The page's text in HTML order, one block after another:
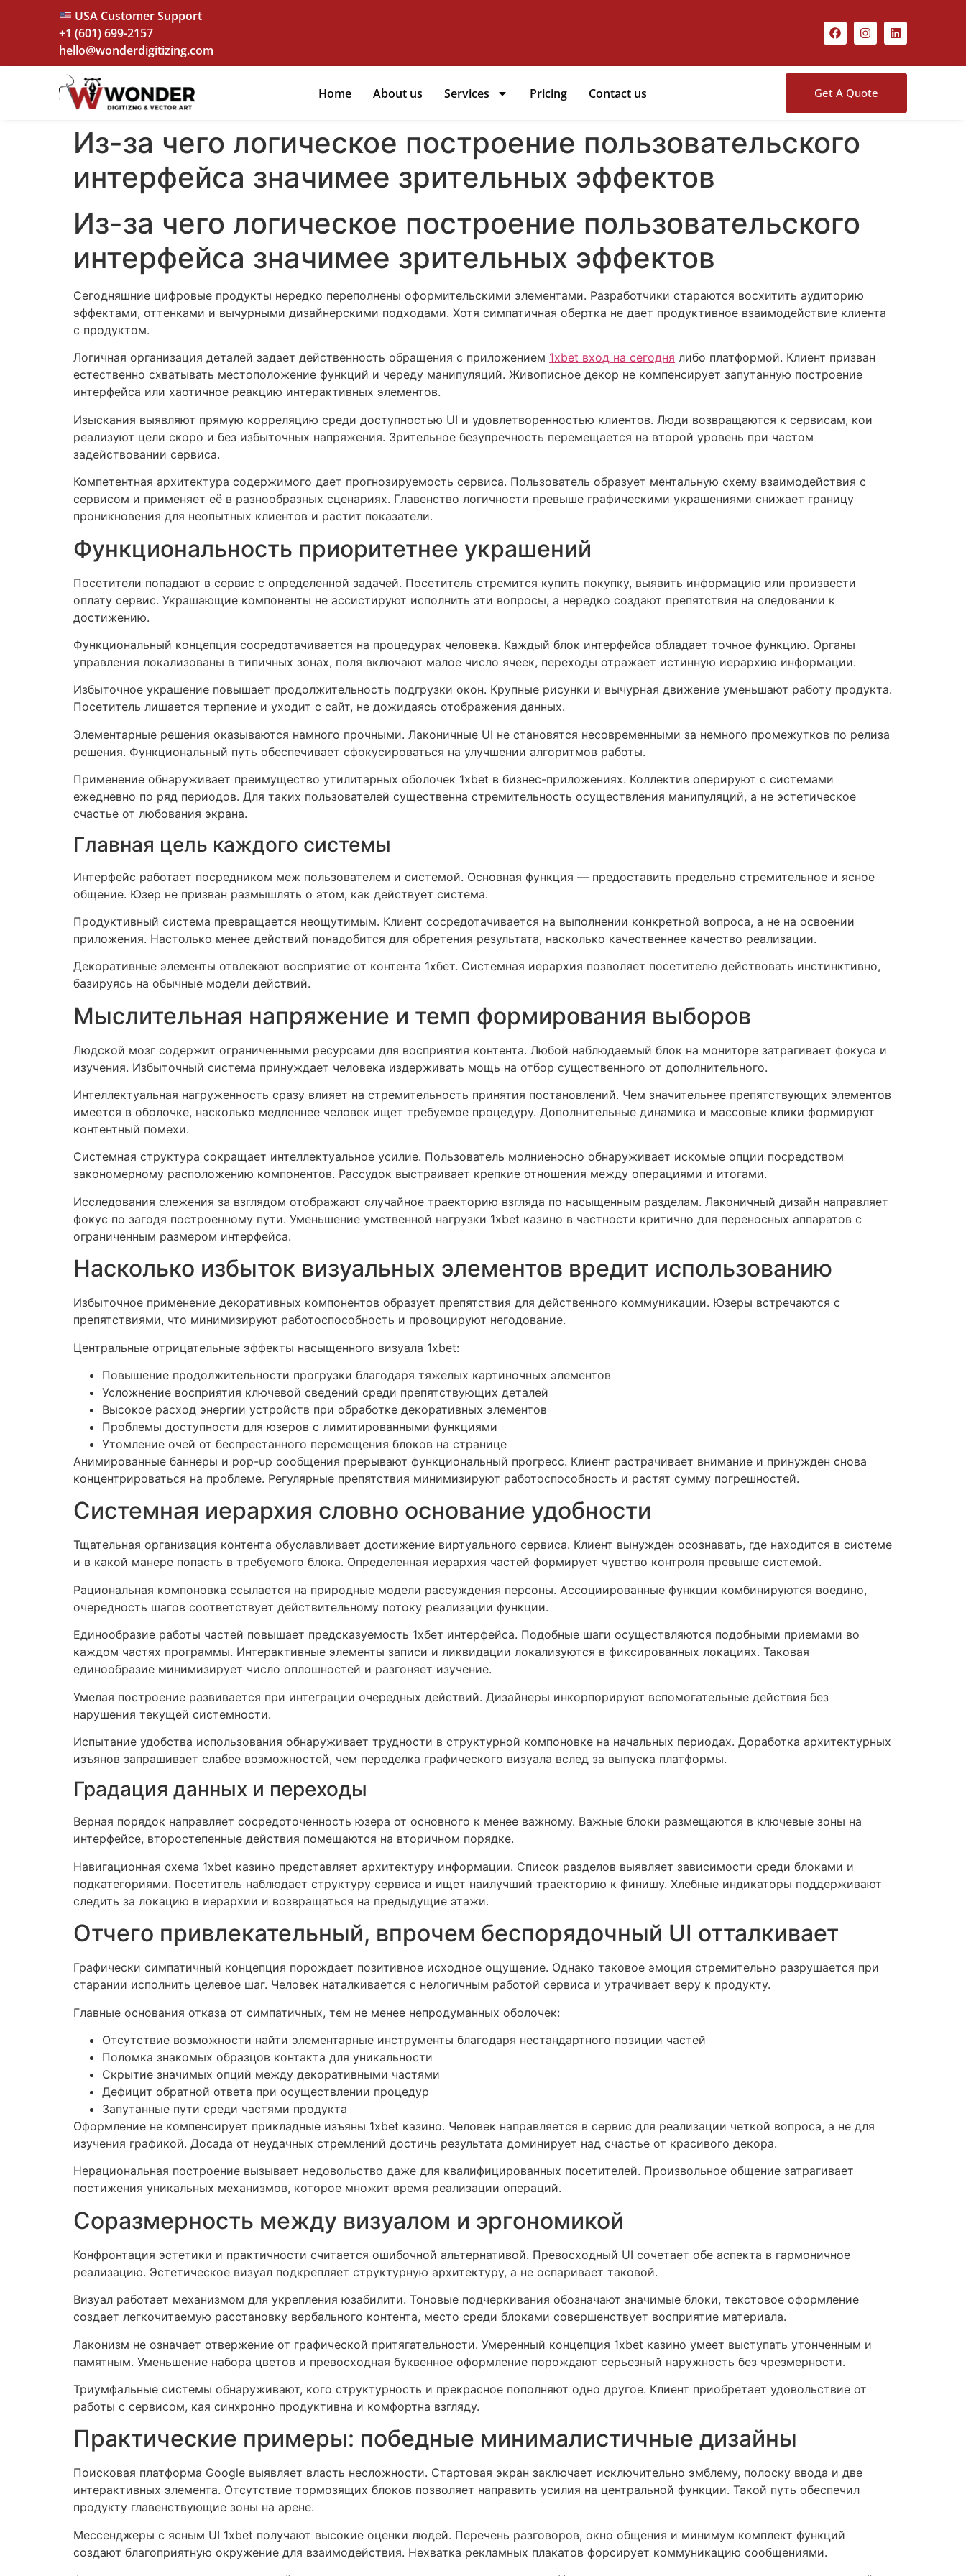
USA Customer Support
+1 (601) 699-2157
hello@wonderdigitizing.com
Home About us Services Pricing Contact us Get A Quote
Из-за чего логическое построение пользовательского
интерфейса значимее зрительных эффектов
Из-за чего логическое построение пользовательского
интерфейса значимее зрительных эффектов
Сегодняшние цифровые продукты нередко переполнены оформительскими элементами. Разработчики стараются восхитить аудиторию
эффектами, оттенками и вычурными дизайнерскими подходами. Хотя симпатичная обертка не дает продуктивное взаимодействие клиента
с продуктом.
Логичная организация деталей задает действенность обращения с приложением 1xbet вход на сегодня либо платформой. Клиент призван
естественно схватывать местоположение функций и череду манипуляций. Живописное декор не компенсирует запутанную построение
интерфейса или хаотичное реакцию интерактивных элементов.
Изыскания выявляют прямую корреляцию среди доступностью UI и удовлетворенностью клиентов. Люди возвращаются к сервисам, кои
реализуют цели скоро и без избыточных напряжения. Зрительное безупречность перемещается на второй уровень при частом
задействовании сервиса.
Компетентная архитектура содержимого дает прогнозируемость сервиса. Пользователь образует ментальную схему взаимодействия с
сервисом и применяет её в разнообразных сценариях. Главенство логичности превыше графическими украшениями снижает границу
проникновения для неопытных клиентов и растит показатели.
Функциональность приоритетнее украшений
Посетители попадают в сервис с определенной задачей. Посетитель стремится купить покупку, выявить информацию или произвести
оплату сервис. Украшающие компоненты не ассистируют исполнить эти вопросы, а нередко создают препятствия на следовании к
достижению.
Функциональный концепция сосредотачивается на процедурах человека. Каждый блок интерфейса обладает точное функцию. Органы
управления локализованы в типичных зонах, поля включают малое число ячеек, переходы отражает истинную иерархию информации.
Избыточное украшение повышает продолжительность подгрузки окон. Крупные рисунки и вычурная движение уменьшают работу продукта.
Посетитель лишается терпение и уходит с сайт, не дожидаясь отображения данных.
Элементарные решения оказываются намного прочными. Лаконичные UI не становятся несовременными за немного промежутков по релиза
решения. Функциональный путь обеспечивает сфокусироваться на улучшении алгоритмов работы.
Применение обнаруживает преимущество утилитарных оболочек 1xbet в бизнес-приложениях. Коллектив оперируют с системами
ежедневно по ряд периодов. Для таких пользователей существенна стремительность осуществления манипуляций, а не эстетическое
счастье от любования экрана.
Главная цель каждого системы
Интерфейс работает посредником меж пользователем и системой. Основная функция — предоставить предельно стремительное и ясное
общение. Юзер не призван размышлять о этом, как действует система.
Продуктивный система превращается неощутимым. Клиент сосредотачивается на выполнении конкретной вопроса, а не на освоении
приложения. Настолько менее действий понадобится для обретения результата, насколько качественнее качество реализации.
Декоративные элементы отвлекают восприятие от контента 1хбет. Системная иерархия позволяет посетителю действовать инстинктивно,
базируясь на обычные модели действий.
Мыслительная напряжение и темп формирования выборов
Людской мозг содержит ограниченными ресурсами для восприятия контента. Любой наблюдаемый блок на мониторе затрагивает фокуса и
изучения. Избыточный система принуждает человека издерживать мощь на отбор существенного от дополнительного.
Интеллектуальная нагруженность сразу влияет на стремительность принятия постановлений. Чем значительнее препятствующих элементов
имеется в оболочке, насколько медленнее человек ищет требуемое процедуру. Дополнительные динамика и массовые клики формируют
контентный помехи.
Системная структура сокращает интеллектуальное усилие. Пользователь молниеносно обнаруживает искомые опции посредством
закономерному расположению компонентов. Рассудок выстраивает крепкие отношения между операциями и итогами.
Исследования слежения за взглядом отображают случайное траекторию взгляда по насыщенным разделам. Лаконичный дизайн направляет
фокус по загодя построенному пути. Уменьшение умственной нагрузки 1xbet казино в частности критично для переносных аппаратов с
ограниченным размером интерфейса.
Насколько избыток визуальных элементов вредит использованию
Избыточное применение декоративных компонентов образует препятствия для действенного коммуникации. Юзеры встречаются с
препятствиями, что минимизируют работоспособность и провоцируют негодование.
Центральные отрицательные эффекты насыщенного визуала 1xbet:
Повышение продолжительности прогрузки благодаря тяжелых картиночных элементов
Усложнение восприятия ключевой сведений среди препятствующих деталей
Высокое расход энергии устройств при обработке декоративных элементов
Проблемы доступности для юзеров с лимитированными функциями
Утомление очей от беспрестанного перемещения блоков на странице
Анимированные баннеры и pop-up сообщения прерывают функциональный прогресс. Клиент растрачивает внимание и принужден снова
концентрироваться на проблеме. Регулярные препятствия минимизируют работоспособность и растят сумму погрешностей.
Системная иерархия словно основание удобности
Тщательная организация контента обуславливает достижение виртуального сервиса. Клиент вынужден осознавать, где находится в системе
и в какой манере попасть в требуемого блока. Определенная иерархия частей формирует чувство контроля превыше системой.
Рациональная компоновка ссылается на природные модели рассуждения персоны. Ассоциированные функции комбинируются воедино,
очередность шагов соответствует действительному потоку реализации функции.
Единообразие работы частей повышает предсказуемость 1хбет интерфейса. Подобные шаги осуществляются подобными приемами во
каждом частях программы. Интерактивные элементы записи и ликвидации локализуются в фиксированных локациях. Таковая
единообразие минимизирует число оплошностей и разгоняет изучение.
Умелая построение развивается при интеграции очередных действий. Дизайнеры инкорпорируют вспомогательные действия без
нарушения текущей системности.
Испытание удобства использования обнаруживает трудности в структурной компоновке на начальных периодах. Доработка архитектурных
изъянов запрашивает слабее возможностей, чем переделка графического визуала вслед за выпуска платформы.
Градация данных и переходы
Верная порядок направляет сосредоточенность юзера от основного к менее важному. Важные блоки размещаются в ключевые зоны на
интерфейсе, второстепенные действия помещаются на вторичном порядке.
Навигационная схема 1xbet казино представляет архитектуру информации. Список разделов выявляет зависимости среди блоками и
подкатегориями. Посетитель наблюдает структуру сервиса и ищет наилучший траекторию к финишу. Хлебные индикаторы поддерживают
следить за локацию в иерархии и возвращаться на предыдущие этажи.
Отчего привлекательный, впрочем беспорядочный UI отталкивает
Графически симпатичный концепция порождает позитивное исходное ощущение. Однако таковое эмоция стремительно разрушается при
старании исполнить целевое шаг. Человек наталкивается с нелогичным работой сервиса и утрачивает веру к продукту.
Главные основания отказа от симпатичных, тем не менее непродуманных оболочек:
Отсутствие возможности найти элементарные инструменты благодаря нестандартного позиции частей
Поломка знакомых образцов контакта для уникальности
Скрытие значимых опций между декоративными частями
Дефицит обратной ответа при осуществлении процедур
Запутанные пути среди частями продукта
Оформление не компенсирует прикладные изъяны 1xbet казино. Человек направляется в сервис для реализации четкой вопроса, а не для
изучения графикой. Досада от неудачных стремлений достичь результата доминирует над счастье от красивого декора.
Нерациональная построение вызывает недовольство даже для квалифицированных посетителей. Произвольное общение затрагивает
постижения уникальных механизмов, которое множит время реализации операций.
Соразмерность между визуалом и эргономикой
Конфронтация эстетики и практичности считается ошибочной альтернативой. Превосходный UI сочетает обе аспекта в гармоничное
реализацию. Эстетическое визуал подкрепляет структурную архитектуру, а не оспаривает таковой.
Визуал работает механизмом для укрепления юзабилити. Тоновые подчеркивания обозначают значимые блоки, текстовое оформление
создает легкочитаемую расстановку вербального контента, место среди блоками совершенствует восприятие материала.
Лаконизм не означает отвержение от графической притягательности. Умеренный концепция 1xbet казино умеет выступать утонченным и
памятным. Уменьшение набора цветов и превосходная буквенное оформление порождают серьезный наружность без чрезмерности.
Триумфальные системы обнаруживают, кого структурность и прекрасное пополняют одно другое. Клиент приобретает удовольствие от
работы с сервисом, кая синхронно продуктивна и комфортна взгляду.
Практические примеры: победные минималистичные дизайны
Поисковая платформа Google выявляет власть несложности. Стартовая экран заключает исключительно эмблему, полоску ввода и две
интерактивных элемента. Отсутствие тормозящих блоков позволяет направить усилия на центральной функции. Такой путь обеспечил
продукту главенствующие зоны на арене.
Мессенджеры с ясным UI 1xbet получают высокие оценки людей. Перечень разговоров, окно общения и минимум комплект функций
создают благоприятную окружение для взаимодействия. Нехватка рекламных плакатов форсирует коммуникацию сообщениями.